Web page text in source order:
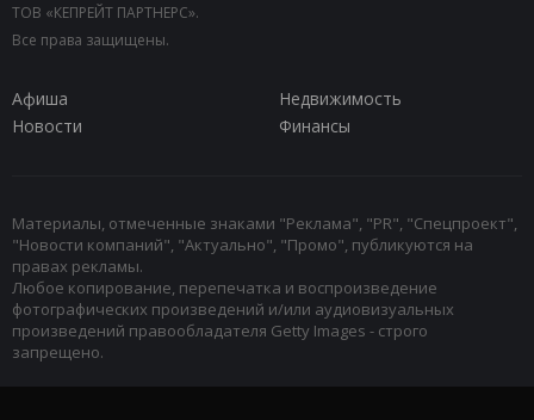
ТОВ «КЕПРЕЙТ ПАРТНЕРС».
Все права защищены.
Афиша
Недвижимость
Новости
Финансы
Материалы, отмеченные знаками "Реклама", "PR", "Спецпроект",
"Новости компаний", "Актуально", "Промо", публикуются на
правах рекламы.
Любое копирование, перепечатка и воспроизведение
фотографических произведений и/или аудиовизуальных
произведений правообладателя Getty Images - строго
запрещено.